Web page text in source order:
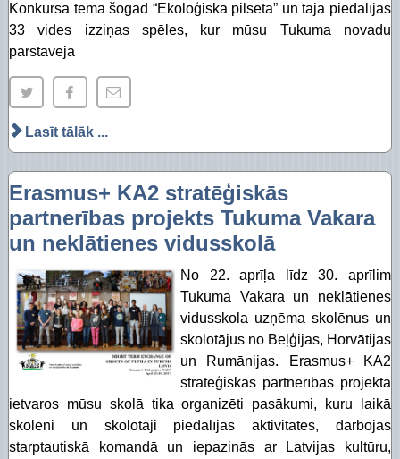
Konkursa tēma šogad “Ekoloģiskā pilsēta” un tajā piedalījās
33 vides izziņas spēles, kur mūsu Tukuma novadu
pārstāvēja
Lasīt tālāk ...
Erasmus+ KA2 stratēģiskās
partnerības projekts Tukuma Vakara
un neklātienes vidusskolā
No 22. aprīļa līdz 30. aprīlim
Tukuma Vakara un neklātienes
vidusskola uzņēma skolēnus un
skolotājus no Beļģijas, Horvātijas
un Rumānijas. Erasmus+ KA2
stratēģiskās partnerības projekta
ietvaros mūsu skolā tika organizēti pasākumi, kuru laikā
skolēni un skolotāji piedalījās aktivitātēs, darbojās
starptautiskā komandā un iepazinās ar Latvijas kultūru,